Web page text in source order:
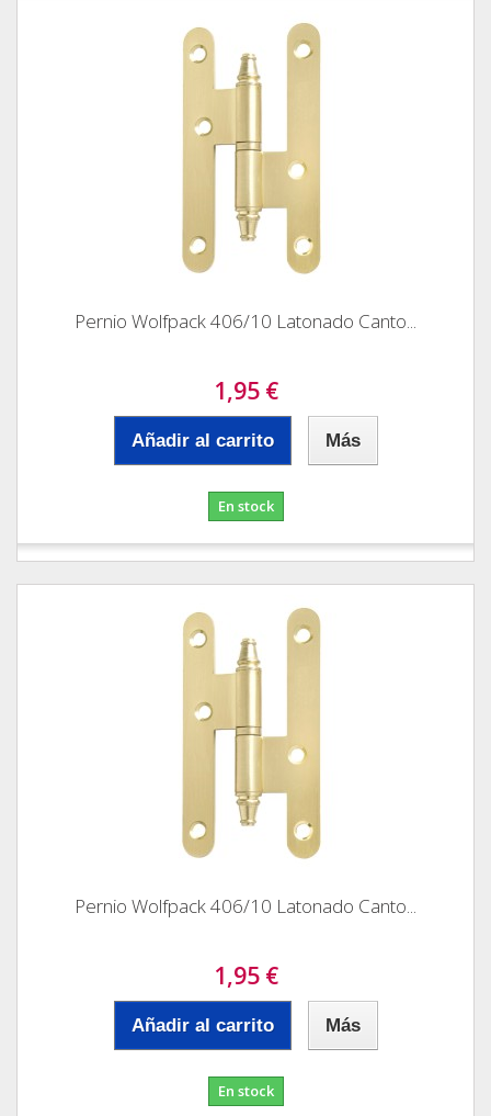
Pernio Wolfpack 406/10 Latonado Canto...
1,95 €
Añadir al carrito Más
En stock
Pernio Wolfpack 406/10 Latonado Canto...
1,95 €
Añadir al carrito Más
En stock